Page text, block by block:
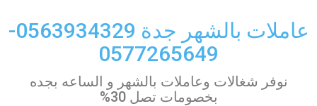
content
عاملات بالشهر جدة 0563934329-
0577265649
نوفر شغالات وعاملات بالشهر و الساعه بجده
بخصومات تصل 30%